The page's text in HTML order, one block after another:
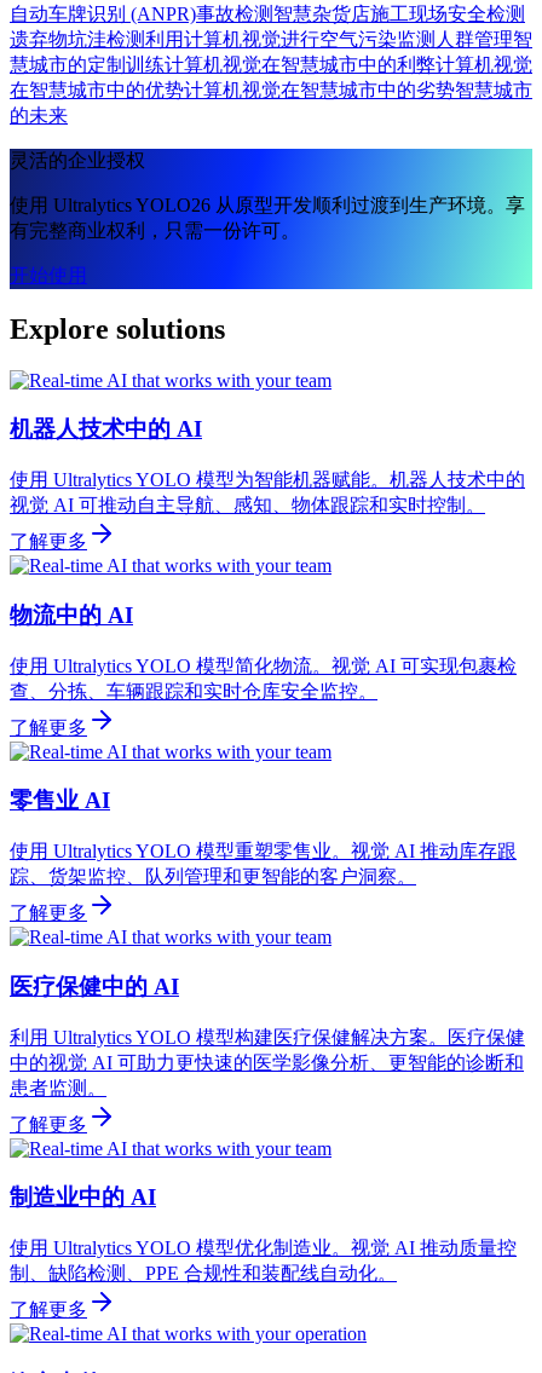
自动车牌识别 (ANPR)事故检测 智慧杂货店施工现场安全检测
遗弃物坑洼检测利用计算机视觉进行空气污染监测 人群管理智
慧城市的定制训练计算机视觉在智慧城市中的利弊计算机视觉
在智慧城市中的优势计算机视觉在智慧城市中的劣势智慧城市
的未来
灵活的企业授权
使用 Ultralytics YOLO26 从原型开发顺利过渡到生产环境。享
有完整商业权利，只需一份许可。
开始使用
Explore solutions
机器人技术中的 AI
使用 Ultralytics YOLO 模型为智能机器赋能。机器人技术中的
视觉 AI 可推动自主导航、感知、物体跟踪和实时控制。
了解更多
物流中的 AI
使用 Ultralytics YOLO 模型简化物流。视觉 AI 可实现包裹检
查、分拣、车辆跟踪和实时仓库安全监控。
了解更多
零售业 AI
使用 Ultralytics YOLO 模型重塑零售业。视觉 AI 推动库存跟
踪、货架监控、队列管理和更智能的客户洞察。
了解更多
医疗保健中的 AI
利用 Ultralytics YOLO 模型构建医疗保健解决方案。医疗保健
中的视觉 AI 可助力更快速的医学影像分析、更智能的诊断和
患者监测。
了解更多
制造业中的 AI
使用 Ultralytics YOLO 模型优化制造业。视觉 AI 推动质量控
制、缺陷检测、PPE 合规性和装配线自动化。
了解更多